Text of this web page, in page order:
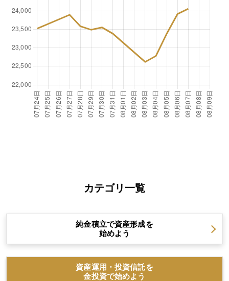
カテゴリ一覧
純金積立で資産形成を
始めよう
資産運用・投資信託を
金投資で始めよう